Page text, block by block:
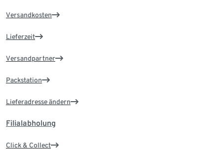
Versandkosten
Lieferzeit
Versandpartner
Packstation
Lieferadresse ändern
Filialabholung
Click & Collect